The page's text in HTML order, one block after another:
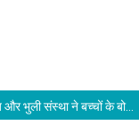
गूंज और भुली संस्था ने बच्चों के बोद्धिक विकास को लर्निंग प्रोग्राम Let’s light up तैयार किया